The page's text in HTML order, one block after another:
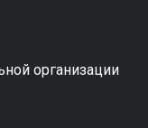
организации